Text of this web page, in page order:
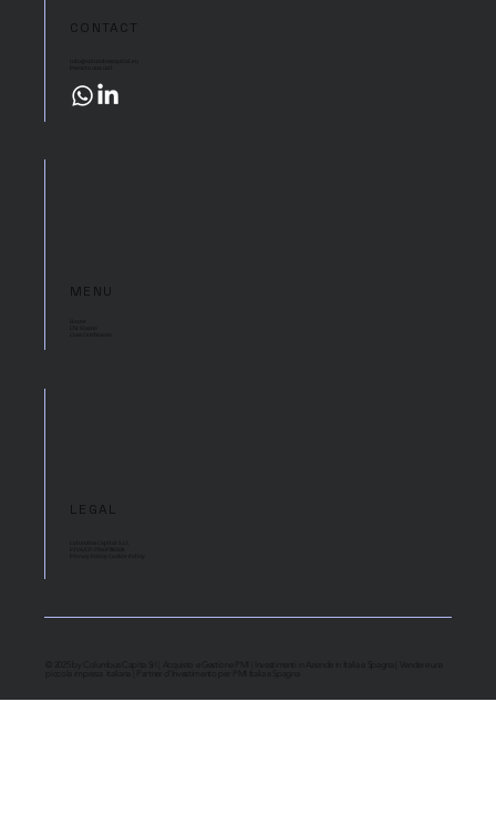
CONTACT
MENU
LEGAL
© 2025 by Columbus Capita Srl | Acquisto e Gestione PMI | Investimenti in Aziende in Italia e Spagna | Vendere una